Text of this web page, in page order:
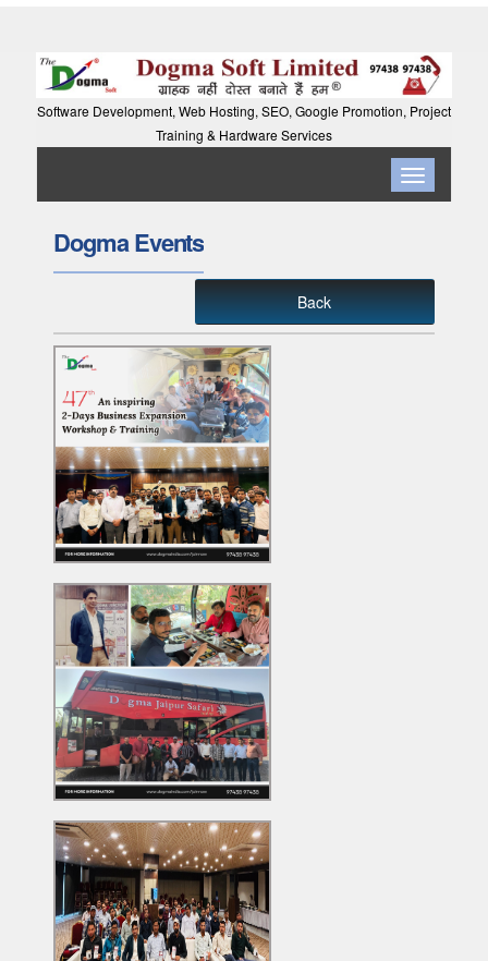
Software Development, Web Hosting, SEO, Google Promotion, Project
Training & Hardware Services
Toggle
navigation
Dogma Events
Back